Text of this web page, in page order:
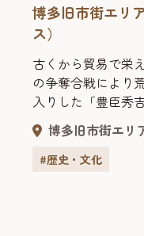
博多旧市街エリ
ス）
古くから貿易で栄
の争奪合戦により
入りした「豊臣秀
町割りをスタート
務を担ったのは、
成」で、貿易によ
博多旧市街エリ
#歴史・文化